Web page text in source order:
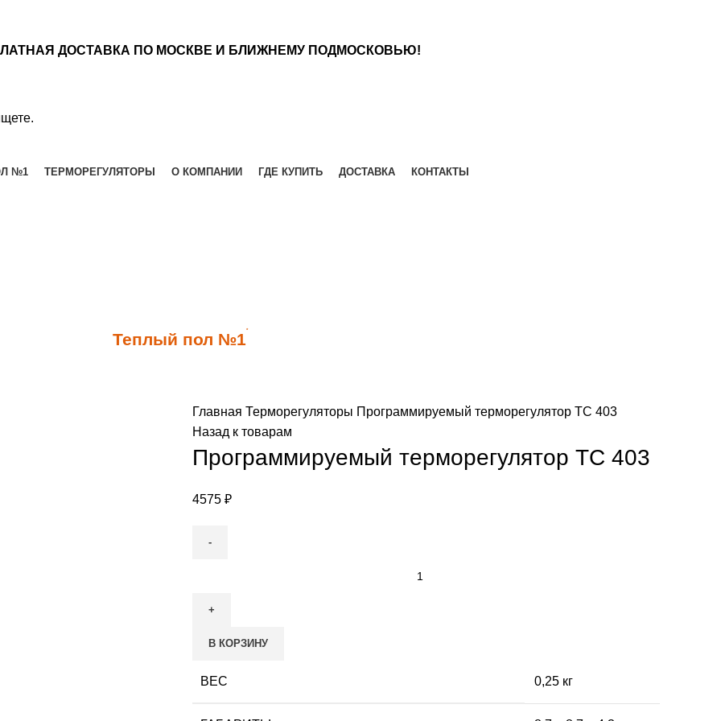
ДОСТАВКА ПО МОСКВЕ И БЛИЖНЕМУ ПОДМОСКОВЬЮ!
№1 ТЕРМОРЕГУЛЯТОРЫ О КОМПАНИИ ГДЕ КУПИТЬ ДОСТАВКА КОНТАКТЫ
Теплый пол №1
*
Главная Терморегуляторы Программируемый терморегулятор ТС 403
Назад к товарам
Программируемый терморегулятор ТС 403
4575 ₽
Программируемый
ТСВ КОРЗИНУ
ВЕС 0,25 кг